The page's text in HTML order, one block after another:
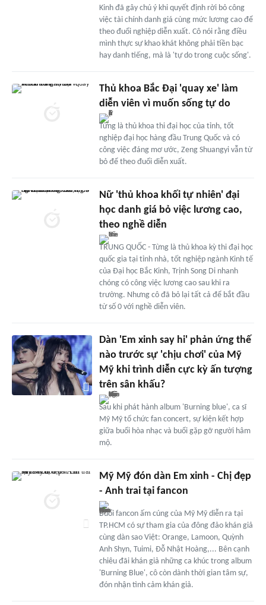
Kinh đã gây chú ý khi quyết định rời bỏ công
việc tài chính danh giá cùng mức lương cao để
theo đuổi nghiệp diễn xuất. Cô nói rằng điều
mình thực sự khao khát không phải tiền bạc
hay danh tiếng, mà là 'tự do trong cuộc sống'.
Thủ khoa Bắc Đại 'quay xe' làm
diễn viên vì muốn sống tự do
Từng là thủ khoa thi đại học của tỉnh, tốt
nghiệp đại học hàng đầu Trung Quốc và có
công việc đáng mơ ước, Zeng Shuangyi vẫn từ
bỏ để theo đuổi diễn xuất.
Nữ 'thủ khoa khối tự nhiên' đại
học danh giá bỏ việc lương cao,
theo nghề diễn
TRUNG QUỐC - Từng là thủ khoa kỳ thi đại học
quốc gia tại tỉnh nhà, tốt nghiệp ngành Kinh tế
của Đại học Bắc Kinh, Trịnh Song Di nhanh
chóng có công việc lương cao sau khi ra
trường. Nhưng cô đã bỏ lại tất cả để bắt đầu
từ số 0 với nghề diễn viên.
Dàn 'Em xinh say hi' phản ứng thế
nào trước sự 'chịu chơi' của Mỹ
Mỹ khi trình diễn cực kỳ ấn tượng
trên sân khấu?
Sau khi phát hành album 'Burning blue', ca sĩ
Mỹ Mỹ tổ chức fan concert, sự kiện kết hợp
giữa buổi hòa nhạc và buổi gặp gỡ người hâm
mộ.
Mỹ Mỹ đón dàn Em xinh - Chị đẹp
- Anh trai tại fancon
Buổi fancon ấm cúng của Mỹ Mỹ diễn ra tại
TP.HCM có sự tham gia của đông đảo khán giả
cùng dàn sao Việt: Orange, Lamoon, Quỳnh
Anh Shyn, Tuimi, Đỗ Nhật Hoàng,... Bên cạnh
chiêu đãi khán giả những ca khúc trong album
'Burning Blue', cô còn dành thời gian tâm sự,
đón nhận tình cảm khán giả.